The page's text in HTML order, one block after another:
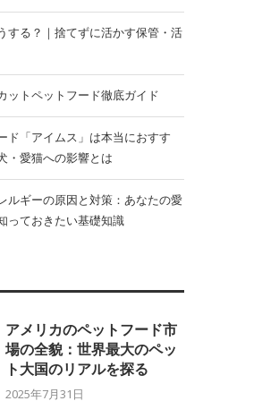
する？｜捨てずに活かす保管・活
ットペットフード徹底ガイド
ド「アイムス」は本当におすす
・愛猫への影響とは
ルギーの原因と対策：あなたの愛
っておきたい基礎知識
アメリカのペットフード市
場の全貌：世界最大のペッ
ト大国のリアルを探る
2025年7月31日